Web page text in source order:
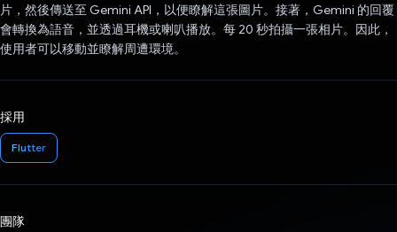
片，然後傳送至 Gemini API，以便瞭解這張圖片。接著，Gemini 的回覆
會轉換為語音，並透過耳機或喇叭播放。每 20 秒拍攝一張相片。因此，
使用者可以移動並瞭解周遭環境。
採用
Flutter
團隊